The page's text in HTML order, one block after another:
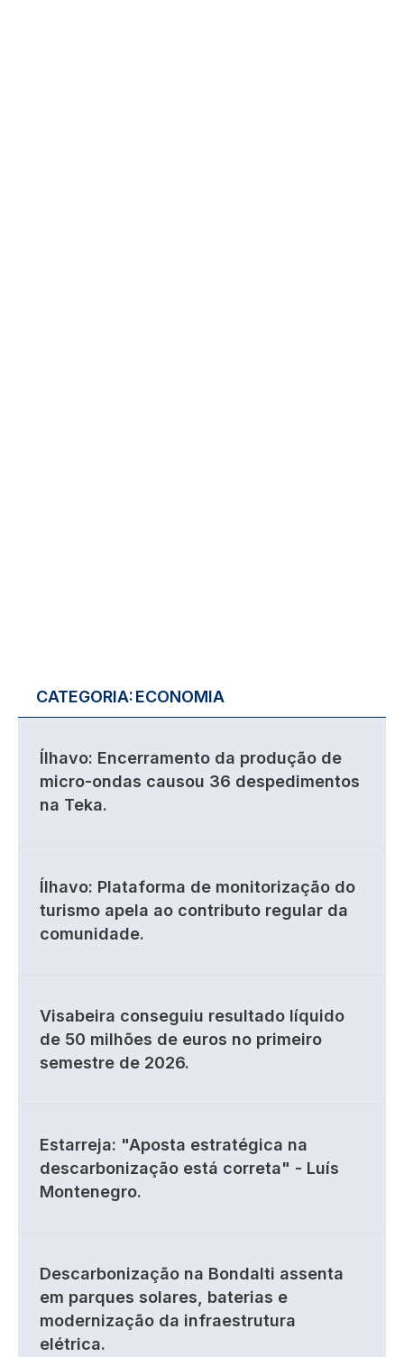
CATEGORIA:ECONOMIA
Ílhavo: Encerramento da produção de
micro-ondas causou 36 despedimentos
na Teka.
Ílhavo: Plataforma de monitorização do
turismo apela ao contributo regular da
comunidade.
Visabeira conseguiu resultado líquido
de 50 milhões de euros no primeiro
semestre de 2026.
Estarreja: "Aposta estratégica na
descarbonização está correta" - Luís
Montenegro.
Descarbonização na Bondalti assenta
em parques solares, baterias e
modernização da infraestrutura
elétrica.